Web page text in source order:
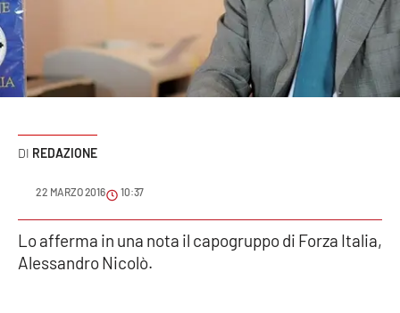
Sport
Meteo
Editoriali
REDAZIONE
22 MARZO 2016 10:37
Lo afferma in una nota il capogruppo di Forza Italia,
Alessandro Nicolò.